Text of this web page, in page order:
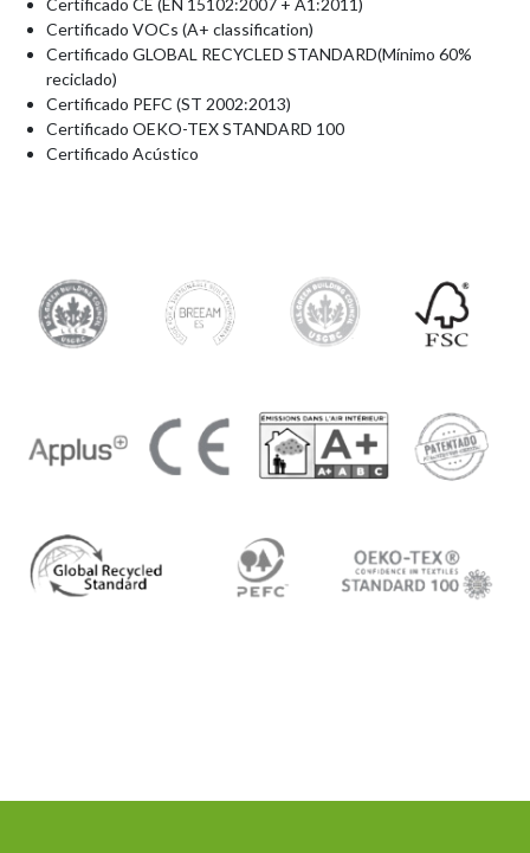
Certificado CE (EN 15102:2007 + A1:2011)
Certificado VOCs (A+ classification)
Certificado GLOBAL RECYCLED STANDARD(Mínimo 60%
reciclado)
Certificado PEFC (ST 2002:2013)
Certificado OEKO-TEX STANDARD 100
Certificado Acústico